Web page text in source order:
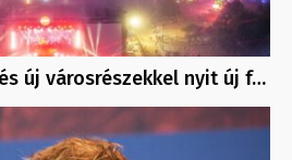
új városrészekkel nyit új f…